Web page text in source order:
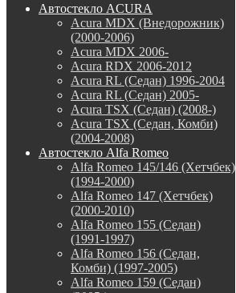
Автостекло ACURA
Acura MDX (Внедорожник)
(2000-2006)
Acura MDX 2006-
Acura RDX 2006-2012
Acura RL (Седан) 1996-2004
Acura RL (Седан) 2005-
Acura TSX (Седан) (2008-)
Acura TSX (Седан, Комби)
(2004-2008)
Автостекло Alfa Romeo
Alfa Romeo 145/146 (Хетчбек)
(1994-2000)
Alfa Romeo 147 (Хетчбек)
(2000-2010)
Alfa Romeo 155 (Седан)
(1991-1997)
Alfa Romeo 156 (Седан,
Комби) (1997-2005)
Alfa Romeo 159 (Седан)